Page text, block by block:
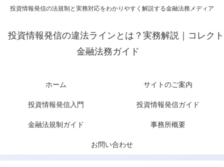
投資情報発信の法規制と実務対応をわかりやすく解説する金融法務メディア
投資情報発信の違法ラインとは？実務解説｜コレクト
金融法務ガイド
ホーム サイトのご案内
投資情報発信入門 投資情報発信ガイド
金融法規制ガイド 事務所概要
お問い合わせ